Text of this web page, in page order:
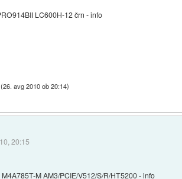
LC600H-12 črn - info
(26. avg 2010 ob 20:14)
20:15
M AM3/PCIE/V512/S/R/HT5200 - info